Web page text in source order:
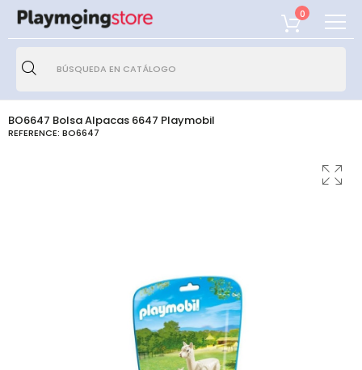
0
BO6647 Bolsa Alpacas 6647 Playmobil
REFERENCE: BO6647